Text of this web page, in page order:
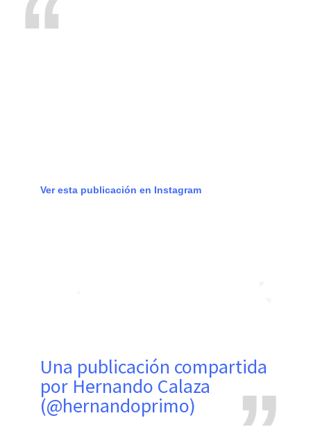
Ver esta publicación en Instagram
Una publicación compartida
por Hernando Calaza
(@hernandoprimo)